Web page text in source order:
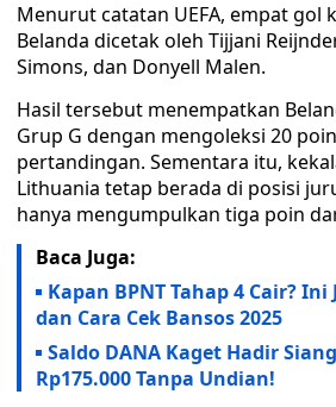
Menurut catatan UEFA, empat gol
Belanda dicetak oleh Tijjani
Simons, dan Donyell Malen.
Hasil tersebut menempatkan
Grup G dengan mengoleksi 20
pertandingan. Sementara itu,
Lithuania tetap berada di posisi
hanya mengumpulkan tiga poin
Baca Juga:
Kapan BPNT Tahap 4 Cair?
dan Cara Cek Bansos 2025
Saldo DANA Kaget Hadir
Rp175.000 Tanpa Undian!